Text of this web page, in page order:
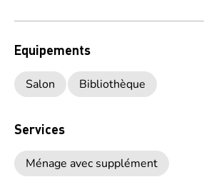
Equipements
Salon Bibliothèque
Services
Ménage avec supplément